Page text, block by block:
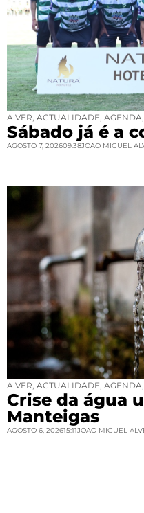
A VER ACTUALIDADE AGENDA
Sábado já é a
AGOSTO 7, 202609:38JOAO MIGUEL
A VER ACTUALIDADE AGENDA
Crise da água
Manteigas
AGOSTO 6, 202615:11JOAO MIGUEL